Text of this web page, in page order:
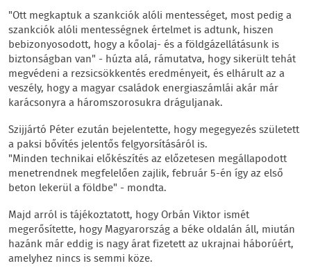
"Ott megkaptuk a szankciók alóli mentességet, most pedig a
szankciók alóli mentességnek értelmet is adtunk, hiszen
bebizonyosodott, hogy a kőolaj- és a földgázellátásunk is
biztonságban van" - húzta alá, rámutatva, hogy sikerült tehát
megvédeni a rezsicsökkentés eredményeit, és elhárult az a
veszély, hogy a magyar családok energiaszámlái akár már
karácsonyra a háromszorosukra dráguljanak.
Szijjártó Péter ezután bejelentette, hogy megegyezés született
a paksi bővítés jelentős felgyorsításáról is.
"Minden technikai előkészítés az előzetesen megállapodott
menetrendnek megfelelően zajlik, február 5-én így az első
beton lekerül a földbe" - mondta.
Majd arról is tájékoztatott, hogy Orbán Viktor ismét
megerősítette, hogy Magyarország a béke oldalán áll, miután
hazánk már eddig is nagy árat fizetett az ukrajnai háborúért,
amelyhez nincs is semmi köze.